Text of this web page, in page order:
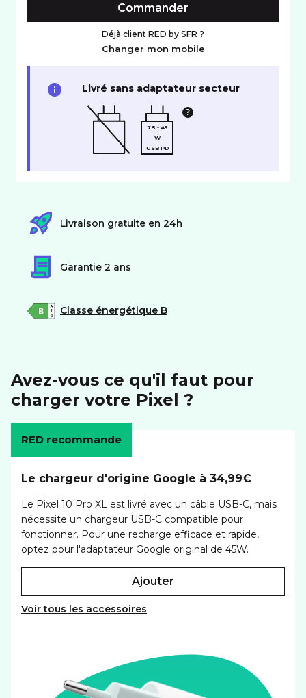
Commander
Déjà client RED by SFR ?
Changer mon mobile
Livré sans adaptateur secteur
7.5 - 45
W
USB PD
Livraison gratuite en 24h
Garantie 2 ans
Classe énergétique B
Avez-vous ce qu'il faut pour
charger votre Pixel ?
RED recommande
Le chargeur d'origine Google à 34,99€
Le Pixel 10 Pro XL est livré avec un câble USB-C, mais
nécessite un chargeur USB-C compatible pour
fonctionner. Pour une recharge efficace et rapide,
optez pour l'adaptateur Google original de 45W.
ajouter
Voir tous les accessoires